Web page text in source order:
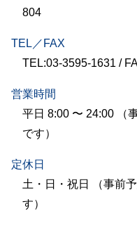
804
TEL／FAX
TEL:03-3595-1631 /
営業時間
平日 8:00 〜 24:00 （
です）
定休日
土・日・祝日 （事前
す）